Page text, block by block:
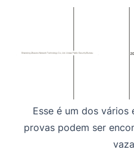
Esse é um dos vários
provas podem ser